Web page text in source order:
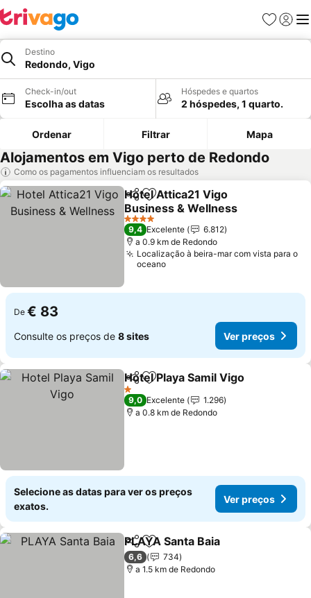
Favoritos
Iniciar
Destino
Redondo, Vigo
Check-in/out
Escolha as datas
Hóspedes e quartos
2 hóspedes, 1 quarto.
Ordenar Filtrar Mapa
Alojamentos em Vigo perto de Redondo
Como os pagamentos influenciam os resultados
PartilharAdicionar aos favoritos
Hotel Attica21 Vigo
Business & Wellness
4 Estrelas
9,4 Excelente
6.812
a 0.9 km de Redondo
Localização à beira-mar com vista para o
oceano
De € 83
Consulte os preços de 8 sites Ver preços
PartilharAdicionar aos favoritos
Hotel Playa Samil Vigo
1 Estrelas
9,0 Excelente
1.296
a 0.8 km de Redondo
Selecione as datas para ver os preços
exatos.
Ver preços
PartilharAdicionar aos favoritos
PLAYA Santa Baia
6,6
734
a 1.5 km de Redondo